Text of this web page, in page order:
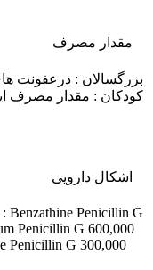
مقدار مصرف
بزرگسالان : درعفونت های شدید و
کودکان : مقدار مصرف این دارو در کودکان
اشکال دارویی
Benzathine Penicillin G
600,000 IU + Potassium Penicillin G
300,000 IU + Procaine Penicillin G